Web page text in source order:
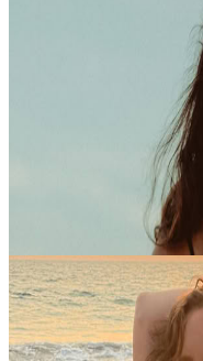
Una pratica serale pensata
giornata e guidarti verso
Questo Vinyasa Flow di
Contatta
Lagos, Portogallo
Viaggio di